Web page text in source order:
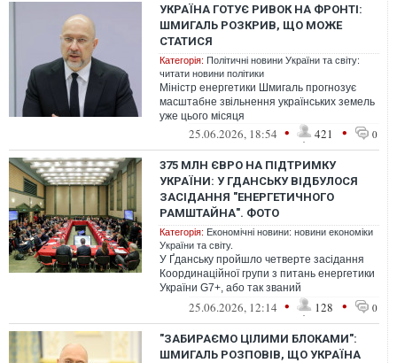
УКРАЇНА ГОТУЄ РИВОК НА ФРОНТІ:
ШМИГАЛЬ РОЗКРИВ, ЩО МОЖЕ
СТАТИСЯ
Категорія: Політичні новини України та світу:
читати новини політики
Міністр енергетики Шмигаль прогнозує
масштабне звільнення українських земель
уже цього місяця
25.06.2026, 18:54 • 421 • 0
375 МЛН ЄВРО НА ПІДТРИМКУ
УКРАЇНИ: У ГДАНСЬКУ ВІДБУЛОСЯ
ЗАСІДАННЯ "ЕНЕРГЕТИЧНОГО
РАМШТАЙНА". ФОТО
Категорія: Економічні новини: новини економіки
України та світу.
У Ґданську пройшло четверте засідання
Координаційної групи з питань енергетики
України G7+, або так званий
«енергетичний Рамштайн».
25.06.2026, 12:14 • 128 • 0
"ЗАБИРАЄМО ЦІЛИМИ БЛОКАМИ":
ШМИГАЛЬ РОЗПОВІВ, ЩО УКРАЇНА